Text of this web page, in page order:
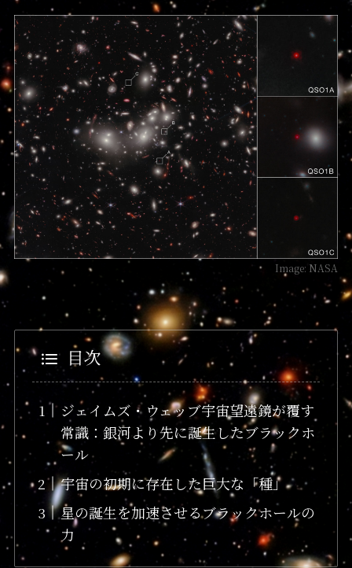
Image: NASA
目次
ジェイムズ・ウェッブ宇宙望遠鏡が覆す
常識：銀河より先に誕生したブラックホ
ール
宇宙の初期に存在した巨大な「種」
星の誕生を加速させるブラックホールの
力